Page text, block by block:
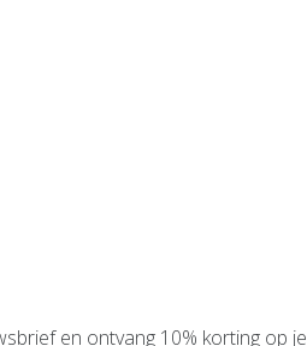
en ontvang 10% korting op je